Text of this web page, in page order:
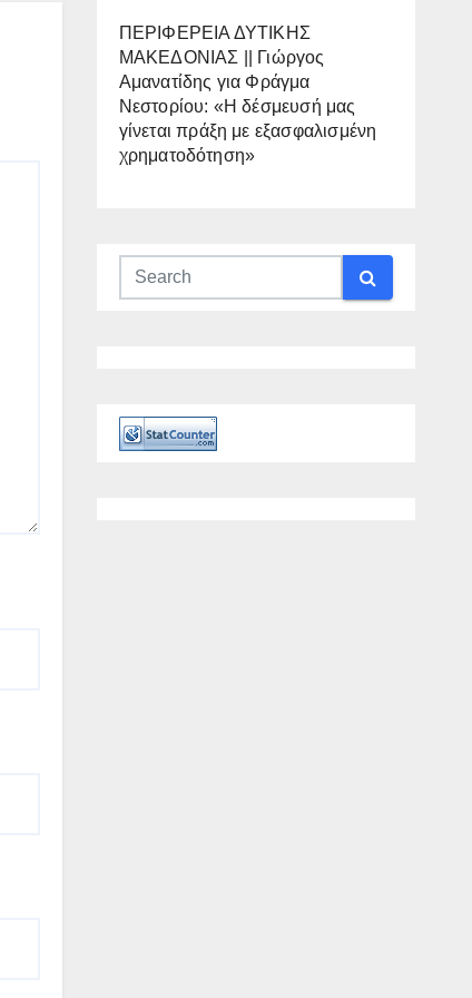
ΠΕΡΙΦΕΡΕΙΑ ΔΥΤΙΚΗΣ
ΜΑΚΕΔΟΝΙΑΣ || Γιώργος
Αμανατίδης για Φράγμα
Νεστορίου: «Η δέσμευσή μας
γίνεται πράξη με εξασφαλισμένη
χρηματοδότηση»